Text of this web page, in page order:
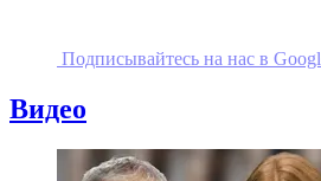
Подписывайтесь на наc в
Видео